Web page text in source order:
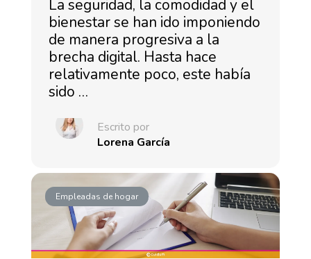
La seguridad, la comodidad y el
bienestar se han ido imponiendo
de manera progresiva a la
brecha digital. Hasta hace
relativamente poco, este había
sido …
Escrito por
Lorena García
Empleadas de hogar